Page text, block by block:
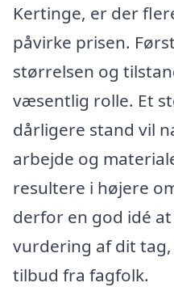
Kertinge, er der
påvirke prisen.
størrelsen og
væsentlig rolle. Et
dårligere stand vil
arbejde og
resultere i højere
derfor en god idé
vurdering af dit
tilbud fra fagfolk.